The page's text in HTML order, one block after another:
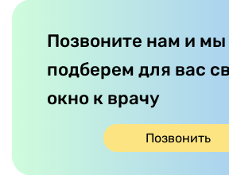
Позвоните нам и мы
подберем для вас
окно к врачу
Позвонить